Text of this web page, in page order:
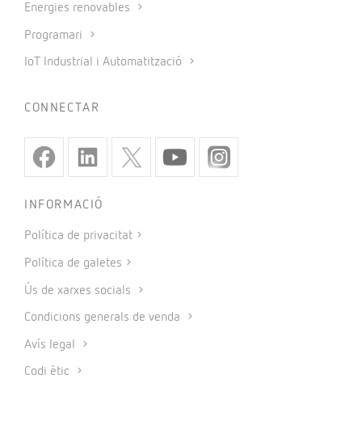
Energies renovables
Programari
IoT Industrial i Automatització
CONNECTAR
INFORMACIÓ
Política de privacitat
Política de galetes
Ús de xarxes socials
Condicions generals de venda
Avís legal
Codi ètic